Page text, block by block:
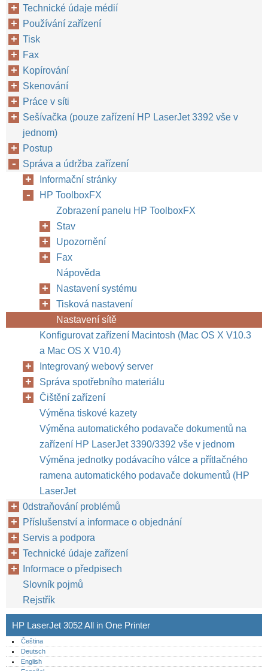
Technické údaje médií
Používání zařízení
Tisk
Fax
Kopírování
Skenování
Práce v síti
Sešívačka (pouze zařízení HP LaserJet 3392 vše v
jednom)
Postup
Správa a údržba zařízení
Informační stránky
HP ToolboxFX
Zobrazení panelu HP ToolboxFX
Stav
Upozornění
Fax
Nápověda
Nastavení systému
Tisková nastavení
Nastavení sítě
Konfigurovat zařízení Macintosh (Mac OS X V10.3
a Mac OS X V10.4)
Integrovaný webový server
Správa spotřebního materiálu
Čištění zařízení
Výměna tiskové kazety
Výměna automatického podavače dokumentů na
zařízení HP LaserJet 3390/3392 vše v jednom
Výměna jednotky podávacího válce a přítlačného
ramena automatického podavače dokumentů (HP
LaserJet
0dstraňování problémů
Příslušenství a informace o objednání
Servis a podpora
Technické údaje zařízení
Informace o předpisech
Slovník pojmů
Rejstřík
HP LaserJet 3052 All in One Printer
Čeština
Deutsch
English